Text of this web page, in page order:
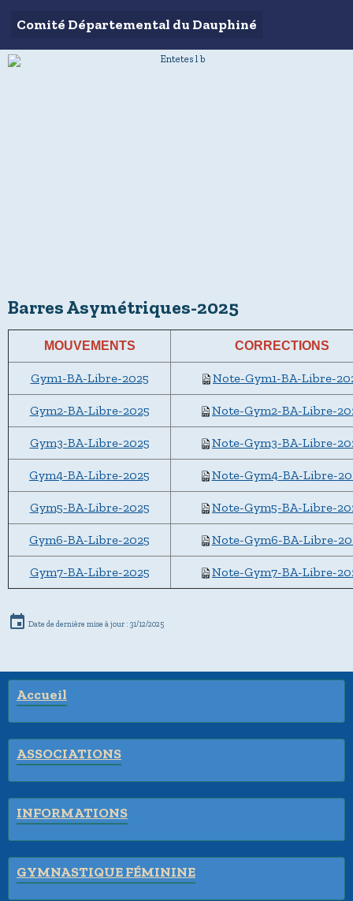
Comité Départemental du Dauphiné
Barres Asymétriques-2025
MOUVEMENTS CORRECTIONS
Gym1-BA-Libre-2025 Note-Gym1-BA-Libre-
Gym2-BA-Libre-2025 Note-Gym2-BA-Libre-
Gym3-BA-Libre-2025 Note-Gym3-BA-Libre-
Gym4-BA-Libre-2025 Note-Gym4-BA-Libre-
Gym5-BA-Libre-2025 Note-Gym5-BA-Libre-
Gym6-BA-Libre-2025 Note-Gym6-BA-Libre-
Gym7-BA-Libre-2025 Note-Gym7-BA-Libre-
Date de dernière mise à jour : 31/12/2025
Accueil
ASSOCIATIONS
INFORMATIONS
GYMNASTIQUE FÉMININE